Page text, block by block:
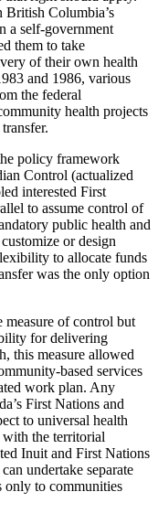
British Columbia’s
a self-government
them to take
of their own health
and 1986, various
the federal
health projects
policy framework
Control (actualized
interested First
to assume control of
public health and
or design
to allocate funds
was the only option
measure of control but
for delivering
this measure allowed
based services
work plan. Any
First Nations and
to universal health
with the territorial
Inuit and First Nations
undertake separate
only to communities